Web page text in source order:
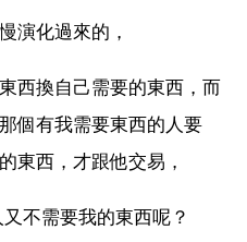
演化過來的，
西換自己需要的東西，而
個有我需要東西的人要
東西，才跟他交易，
不需要我的東西呢？